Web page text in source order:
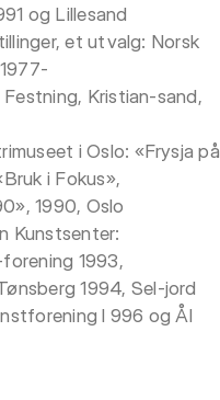
og Lillesand
et utvalg: Norsk
Kristian-sand,
i Oslo: «Frysja på
i Fokus»,
1990, Oslo
Kunstsenter:
1993,
1994, Sel-jord
l 996 og Ål